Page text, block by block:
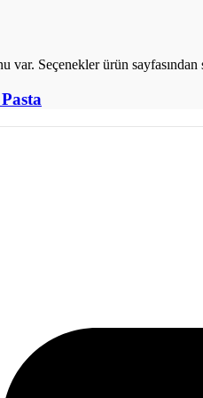
var. Seçenekler ürün